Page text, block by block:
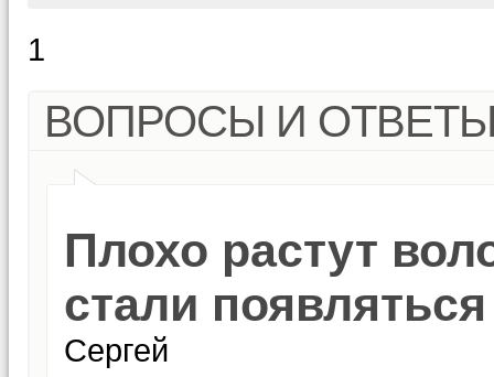
1
ВОПРОСЫ И
Плохо растут
стали
Сергей